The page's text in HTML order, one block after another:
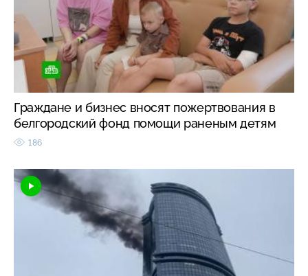
Граждане и бизнес вносят пожертвования в
белгородский фонд помощи раненым детям
186